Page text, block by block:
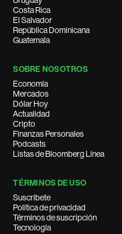
Costa Rica
El Salvador
República Dominicana
Guatemala
SOBRE NOSOTROS
Economía
Mercados
Dólar Hoy
Actualidad
Cripto
Finanzas Personales
Podcasts
Listas de Bloomberg Línea
TÉRMINOS DE USO
Suscríbete
Política de privacidad
Términos de suscripción
Tecnología